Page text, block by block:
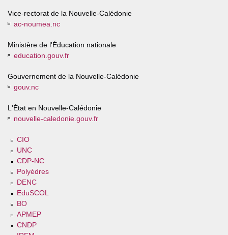
Vice-rectorat de la Nouvelle-Calédonie
ac-noumea.nc
Ministère de l'Éducation nationale
education.gouv.fr
Gouvernement de la Nouvelle-Calédonie
gouv.nc
L'État en Nouvelle-Calédonie
nouvelle-caledonie.gouv.fr
CIO
UNC
CDP-NC
Polyèdres
DENC
EduSCOL
BO
APMEP
CNDP